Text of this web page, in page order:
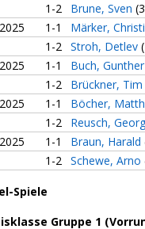
1-2
Brune, Sven
1-1
Märker,
1-2 Stroh, Detlev
1-1
Buch,
1-2
Brückner, Tim
1-1
Böcher,
1-2
Reusch,
1-1 Braun, Harald
1-2 Schewe, Arno
Spiele
Gruppe 1